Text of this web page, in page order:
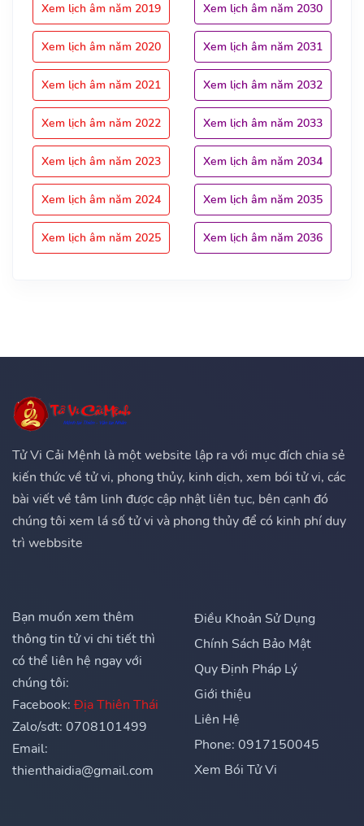
Xem lịch âm năm 2019
Xem lịch âm năm 2020
Xem lịch âm năm 2021
Xem lịch âm năm 2022
Xem lịch âm năm 2023
Xem lịch âm năm 2024
Xem lịch âm năm 2025
Xem lịch âm năm 2030
Xem lịch âm năm 2031
Xem lịch âm năm 2032
Xem lịch âm năm 2033
Xem lịch âm năm 2034
Xem lịch âm năm 2035
Xem lịch âm năm 2036
Tử Vi Cải Mệnh là một website lập ra với mục đích chia sẻ
kiến thức về tử vi, phong thủy, kinh dịch, xem bói tử vi, các
bài viết về tâm linh được cập nhật liên tục, bên cạnh đó
chúng tôi xem lá số tử vi và phong thủy để có kinh phí duy
trì webbsite
Bạn muốn xem thêm
thông tin tử vi chi tiết thì
có thể liên hệ ngay với
chúng tôi:
Facebook: Địa Thiên Thái
Zalo/sdt: 0708101499
Email:
thienthaidia@gmail.com
Điều Khoản Sử Dụng
Chính Sách Bảo Mật
Quy Định Pháp Lý
Giới thiệu
Liên Hệ
Phone: 0917150045
Xem Bói Tử Vi